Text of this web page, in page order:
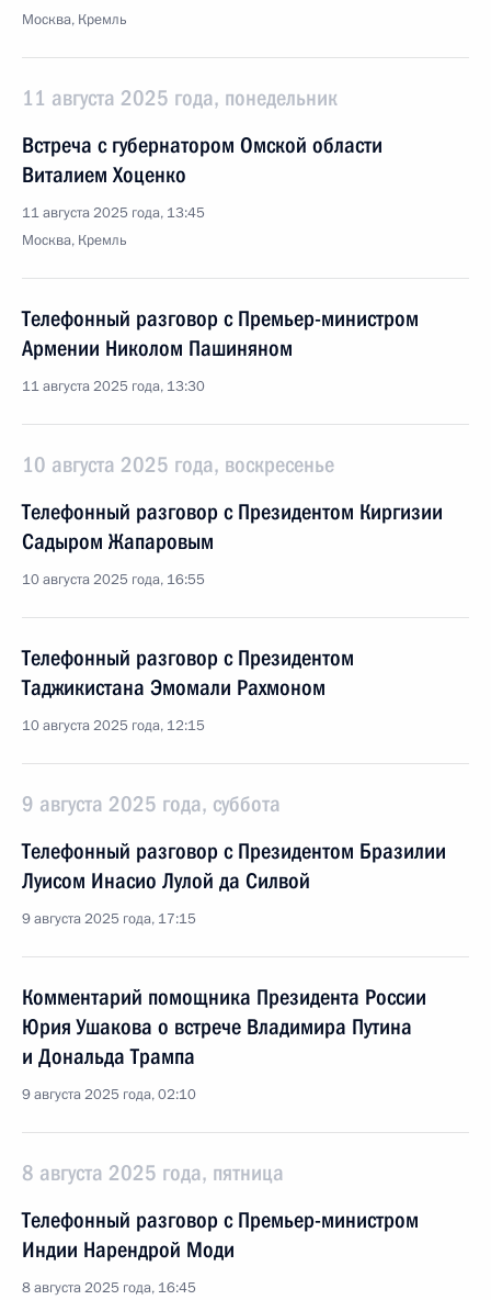
Москва, Кремль
11 августа 2025 года, понедельник
Встреча с губернатором Омской области
Виталием Хоценко
11 августа 2025 года, 13:45
Москва, Кремль
Телефонный разговор с Премьер-министром
Армении Николом Пашиняном
11 августа 2025 года, 13:30
10 августа 2025 года, воскресенье
Телефонный разговор с Президентом Киргизии
Садыром Жапаровым
10 августа 2025 года, 16:55
Телефонный разговор с Президентом
Таджикистана Эмомали Рахмоном
10 августа 2025 года, 12:15
9 августа 2025 года, суббота
Телефонный разговор с Президентом Бразилии
Луисом Инасио Лулой да Силвой
9 августа 2025 года, 17:15
Комментарий помощника Президента России
Юрия Ушакова о встрече Владимира Путина
и Дональда Трампа
9 августа 2025 года, 02:10
8 августа 2025 года, пятница
Телефонный разговор с Премьер-министром
Индии Нарендрой Моди
8 августа 2025 года, 16:45